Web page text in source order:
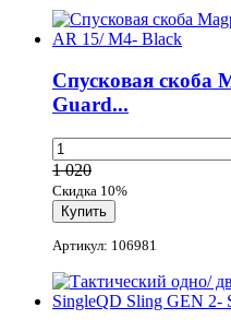
Спусковая скоба
Guard...
1 020
Скидка 10%
Артикул: 106981